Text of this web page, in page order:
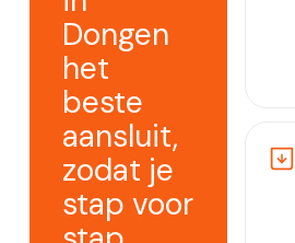
Dongen
het
beste
aansluit,
zodat je
stap voor